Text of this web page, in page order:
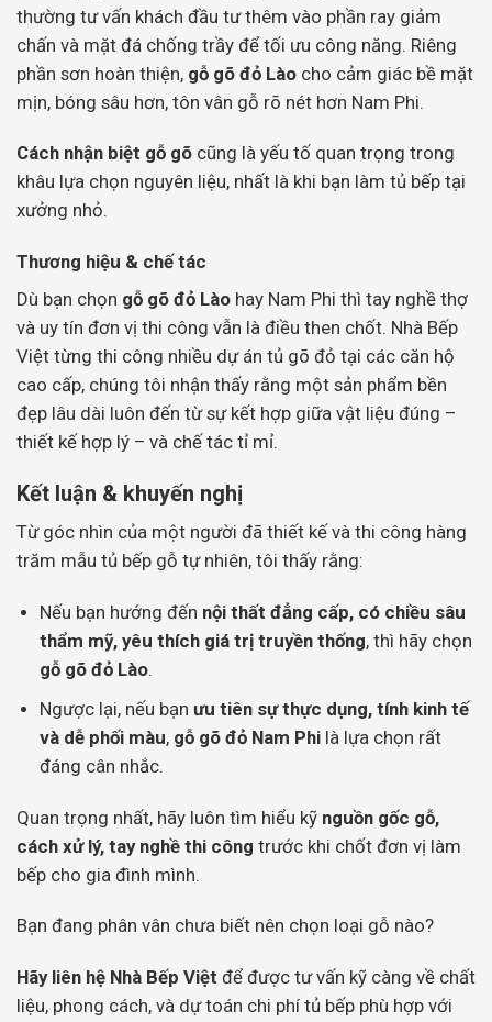
thường tư vấn khách đầu tư thêm vào phần ray giảm
chấn và mặt đá chống trầy để tối ưu công năng. Riêng
phần sơn hoàn thiện, gỗ gõ đỏ Lào cho cảm giác bề mặt
mịn, bóng sâu hơn, tôn vân gỗ rõ nét hơn Nam Phi.
Cách nhận biệt gỗ gõ cũng là yếu tố quan trọng trong
khâu lựa chọn nguyên liệu, nhất là khi bạn làm tủ bếp tại
xưởng nhỏ.
Thương hiệu & chế tác
Dù bạn chọn gỗ gõ đỏ Lào hay Nam Phi thì tay nghề thợ
và uy tín đơn vị thi công vẫn là điều then chốt. Nhà Bếp
Việt từng thi công nhiều dự án tủ gõ đỏ tại các căn hộ
cao cấp, chúng tôi nhận thấy rằng một sản phẩm bền
đẹp lâu dài luôn đến từ sự kết hợp giữa vật liệu đúng –
thiết kế hợp lý – và chế tác tỉ mỉ.
Kết luận & khuyến nghị
Từ góc nhìn của một người đã thiết kế và thi công hàng
trăm mẫu tủ bếp gỗ tự nhiên, tôi thấy rằng:
Nếu bạn hướng đến nội thất đẳng cấp, có chiều sâu
thẩm mỹ, yêu thích giá trị truyền thống, thì hãy chọn
gỗ gõ đỏ Lào.
Ngược lại, nếu bạn ưu tiên sự thực dụng, tính kinh tế
và dễ phối màu, gỗ gõ đỏ Nam Philà lựa chọn rất
đáng cân nhắc.
Quan trọng nhất, hãy luôn tìm hiểu kỹ nguồn gốc gỗ,
cách xử lý, tay nghề thi công trước khi chốt đơn vị làm
bếp cho gia đình mình.
Bạn đang phân vân chưa biết nên chọn loại gỗ nào?
Hãy liên hệ Nhà Bếp Việt để được tư vấn kỹ càng về chất
liệu, phong cách, và dự toán chi phí tủ bếp phù hợp với